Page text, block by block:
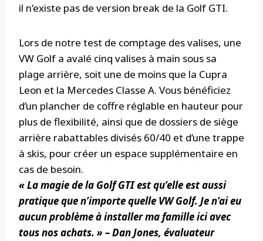
il n’existe pas de version break de la Golf GTI.
Lors de notre test de comptage des valises, une
VW Golf a avalé cinq valises à main sous sa
plage arrière, soit une de moins que la Cupra
Leon et la Mercedes Classe A. Vous bénéficiez
d’un plancher de coffre réglable en hauteur pour
plus de flexibilité, ainsi que de dossiers de siège
arrière rabattables divisés 60/40 et d’une trappe
à skis, pour créer un espace supplémentaire en
cas de besoin.
« La magie de la Golf GTI est qu’elle est aussi
pratique que n’importe quelle VW Golf. Je n’ai eu
aucun problème à installer ma famille ici avec
tous nos achats. » – Dan Jones, évaluateur